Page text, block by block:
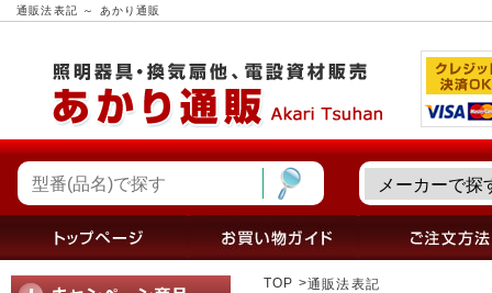
通販法表記 ～ あかり通販
TOP 通販法表記